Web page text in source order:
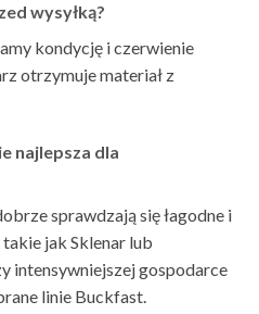
wysyłką?
kondycję i czerwienie
otrzymuje materiał z
najlepsza dla
sprawdzają się łagodne i
jak Sklenar lub
intensywniejszej gospodarce
linie Buckfast.